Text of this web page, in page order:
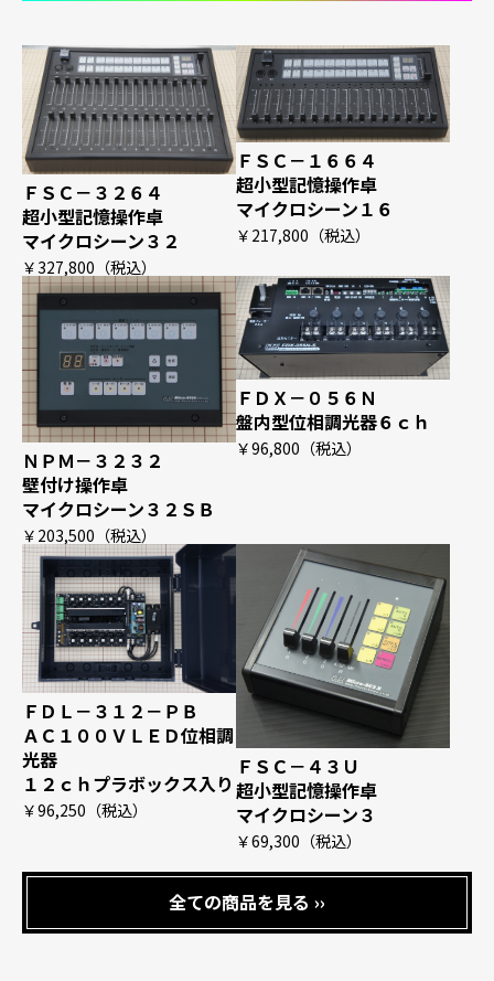
ＦＳＣ－３２６４
超小型記憶操作卓
マイクロシーン３２
￥327,800 （税込）
ＦＳＣ－１６６４
超小型記憶操作卓
マイクロシーン１６
￥217,800 （税込）
ＮＰＭ－３２３２
壁付け操作卓
マイクロシーン３２ＳＢ
￥203,500 （税込）
ＦＤＸ－０５６Ｎ
盤内型位相調光器６ｃｈ
￥96,800 （税込）
ＦＤＬ－３１２－ＰＢ
ＡＣ１００ＶＬＥＤ位相調
光器
１２ｃｈプラボックス入り
￥96,250 （税込）
ＦＳＣ－４３Ｕ
超小型記憶操作卓
マイクロシーン３
￥69,300 （税込）
全ての商品を見る ››